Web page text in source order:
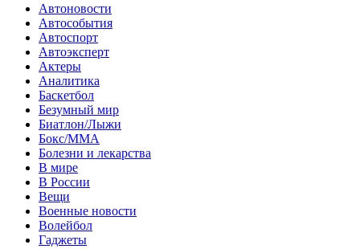
Автоновости
Автособытия
Автоспорт
Автоэксперт
Актеры
Аналитика
Баскетбол
Безумный мир
Биатлон/Лыжи
Бокс/MMA
Болезни и лекарства
В мире
В России
Вещи
Военные новости
Волейбол
Гаджеты